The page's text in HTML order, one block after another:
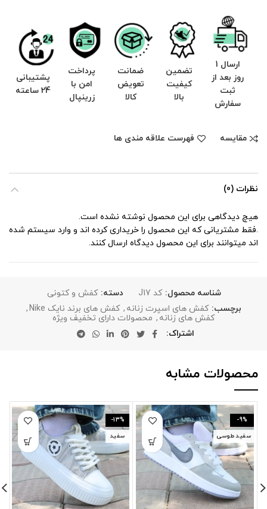
ارسال 1
روز بعد از
ثبت
سفارش
تضمین
کیفیت
بالا
ضمانت
تعویض
کالا
پرداخت
امن با
زرینپال
پشتیبانی
24 ساعته
مقایسه فهرست علاقه مندی ها
نظرات (0)
هیچ دیدگاهی برای این محصول نوشته نشده است.
.فقط مشتریانی که این محصول را خریداری کرده اند و وارد سیستم شده
اند میتوانند برای این محصول دیدگاه ارسال کنند.
شناسه محصول:کد J17 دسته:کفش و کتونی
برچسب: کفش های اسپرت زنانه , کفش های برند نایک Nike
,
کفش های زنانه , محصولات دارای تخفیف ویژه
اشتراک
محصولات مشابه
-9%
سفید طوسی
-13%
سفید